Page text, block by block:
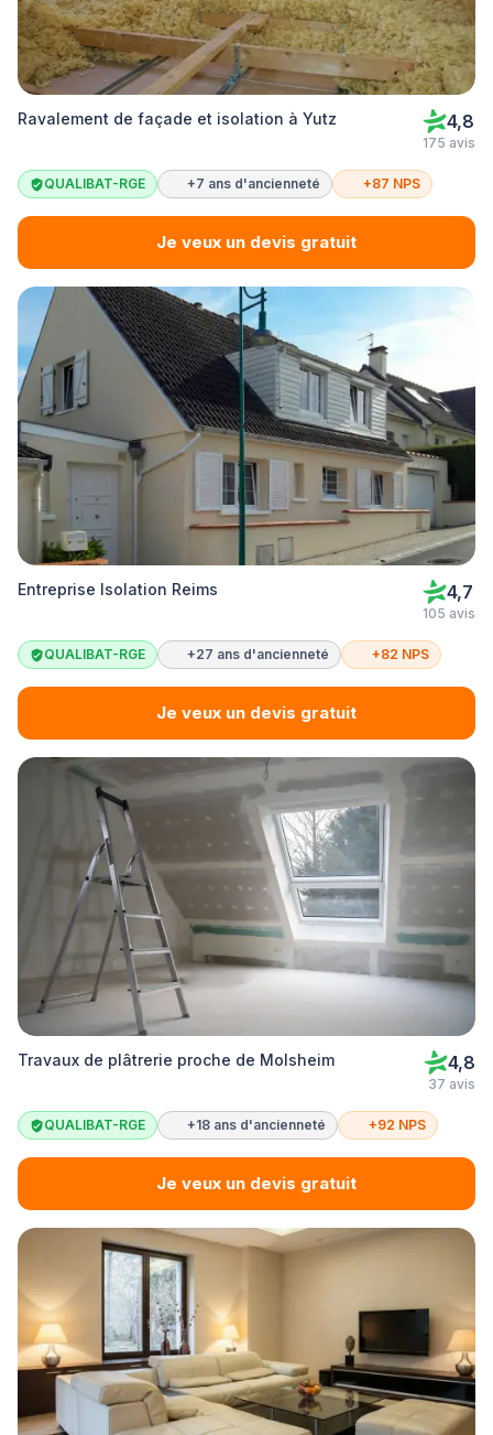
Ravalement de façade et isolation à Yutz 4,8
175 avis
QUALIBAT-RGE +7 ans d'ancienneté +87 NPS
Je veux un devis gratuit
Entreprise Isolation Reims 4,7
105 avis
QUALIBAT-RGE +27 ans d'ancienneté +82 NPS
Je veux un devis gratuit
Travaux de plâtrerie proche de Molsheim 4,8
37 avis
QUALIBAT-RGE +18 ans d'ancienneté +92 NPS
Je veux un devis gratuit